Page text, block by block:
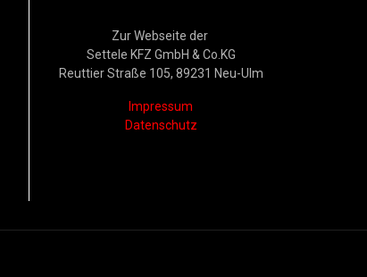
Zur Webseite der
Settele KFZ GmbH & Co.KG
Reuttier Straße 105, 89231 Neu-Ulm
Impressum
Datenschutz